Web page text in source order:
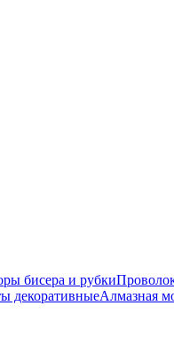
бисера и рубки
декоративныеАлмазная